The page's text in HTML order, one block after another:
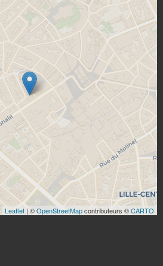
Leaflet | ©OpenStreetMapcontributeurs ©CARTO